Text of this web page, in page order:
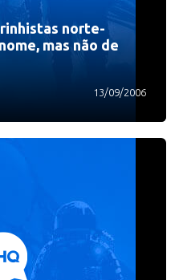
norte-
mas não de
13/09/2006